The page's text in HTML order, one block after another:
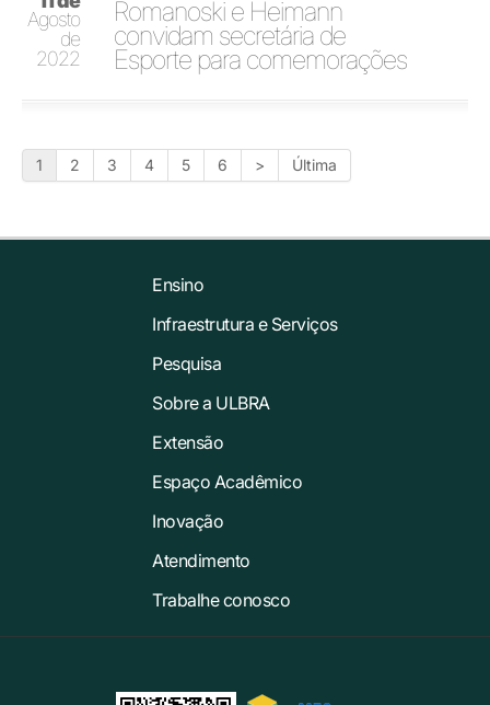
Agosto
de
2022
Romanoski e Heimann
convidam secretária de
Esporte para comemorações
1 2 3 4 5 6 > Última
Ensino
Infraestrutura e Serviços
Pesquisa
Sobre a ULBRA
Extensão
Espaço Acadêmico
Inovação
Atendimento
Trabalhe conosco